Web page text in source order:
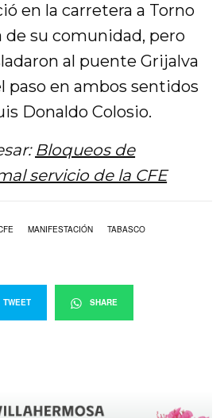
en la carretera a Torno
de su comunidad, pero
al puente Grijalva
paso en ambos sentidos
Donaldo Colosio.
Bloqueos de
servicio de la CFE
MANIFESTACIÓN TABASCO
TWEET SHARE